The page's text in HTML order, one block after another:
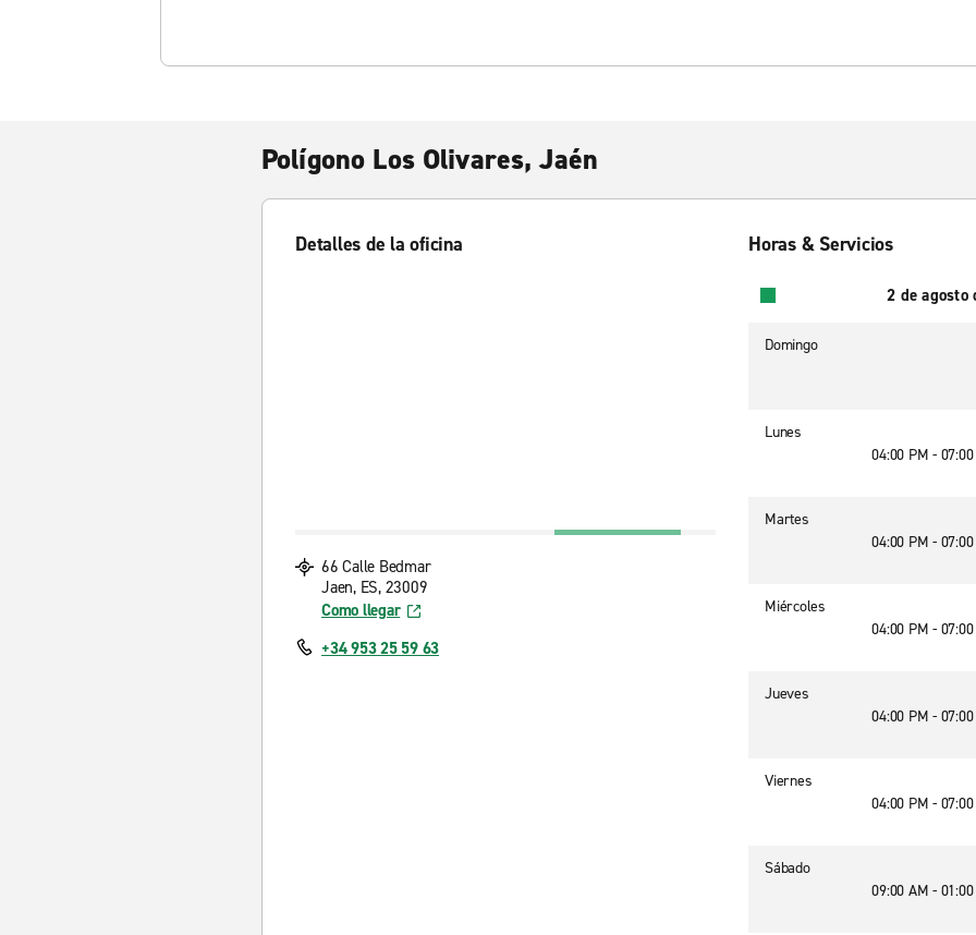
Polígono Los Olivares, Jaén
Detalles de la oficina
66 Calle Bedmar
Jaen, ES, 23009
Como llegar
+34 953 25 59 63
Horas & Servicios
2 de agosto
Domingo
Lunes
04:00 PM -
Martes
04:00 PM -
Miércoles
04:00 PM -
Jueves
04:00 PM -
Viernes
04:00 PM -
Sábado
09:00 AM -